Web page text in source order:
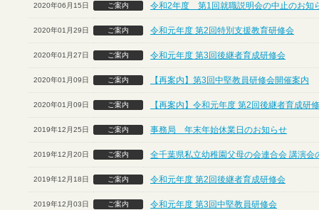
2020年06月15日 ご案内 令和2年度 第1回就職説明会の中止のお知
2020年01月29日 ご案内 令和元年度 第2回特別支援教育研修会
2020年01月27日 ご案内 令和元年度 第3回後継者育成研修会
2020年01月09日 ご案内 【再案内】第3回中堅教員研修会開催案内
2020年01月09日 ご案内 【再案内】令和元年度 第2回後継者育成研
2019年12月25日 ご案内 事務局 年末年始休業日のお知らせ
2019年12月20日 ご案内 全千葉県私立幼稚園父母の会連合会 講演会
2019年12月18日 ご案内 令和元年度 第2回後継者育成研修会
2019年12月03日 ご案内 令和元年度 第3回中堅教員研修会